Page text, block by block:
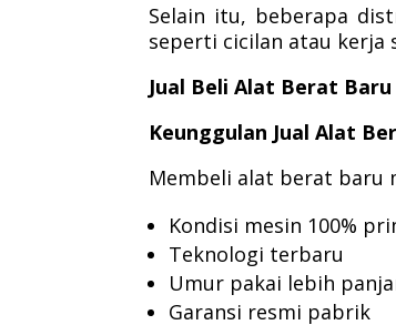
Selain itu, beberapa
seperti cicilan atau kerja
Jual Beli Alat Berat
Keunggulan Jual Alat
Membeli alat berat baru
Kondisi mesin 100%
Teknologi terbaru
Umur pakai lebih
Garansi resmi pabrik